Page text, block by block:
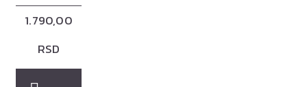
1.790,00
RSD